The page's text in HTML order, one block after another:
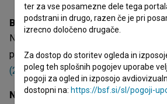
Biografija
Niko Novak je scenograf in scenarist.
projekti, pri katerih je sodeloval, so
(2016)inArheo (2011). Prejel je 8
Nagrade
ter za vse posamezne dele tega
podstrani in drugo, razen če je pri
izrecno določeno drugače.
Za dostop do storitev ogleda in
poleg teh splošnih pogojev uporabe
pogoji za ogled in izposojo
dostopni na: https://bsf.si/sl/pogoji-